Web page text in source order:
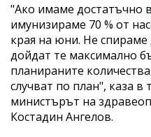
"Ако имаме достатъчно
имунизираме 70 % от
края на юни. Не спираме
дойдат те максимално
планираните
случват по план", каза
министърът на
Костадин Ангелов.